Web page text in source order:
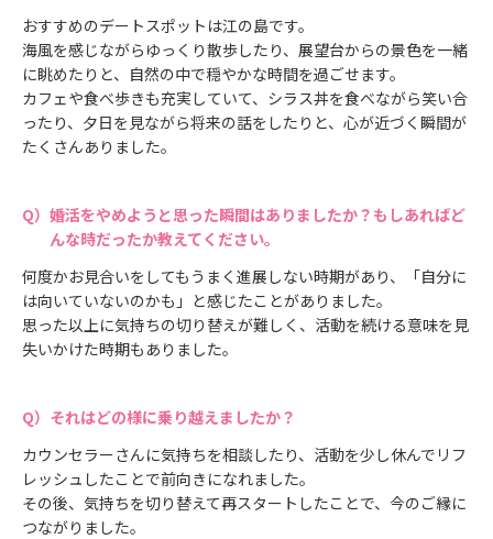
おすすめのデートスポットは江の島です。
海風を感じながらゆっくり散歩したり、展望台からの景色を一緒
に眺めたりと、自然の中で穏やかな時間を過ごせます。
カフェや食べ歩きも充実していて、シラス丼を食べながら笑い合
ったり、夕日を見ながら将来の話をしたりと、心が近づく瞬間が
たくさんありました。
婚活をやめようと思った瞬間はありましたか？もしあればど
んな時だったか教えてください。
何度かお見合いをしてもうまく進展しない時期があり、「自分に
は向いていないのかも」と感じたことがありました。
思った以上に気持ちの切り替えが難しく、活動を続ける意味を見
失いかけた時期もありました。
それはどの様に乗り越えましたか？
カウンセラーさんに気持ちを相談したり、活動を少し休んでリフ
レッシュしたことで前向きになれました。
その後、気持ちを切り替えて再スタートしたことで、今のご縁に
つながりました。